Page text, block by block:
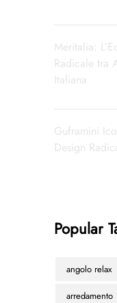
Meritalia:
Radicale tra
Italiana
Guframini
Design
Popular
angolo relax
arredamento